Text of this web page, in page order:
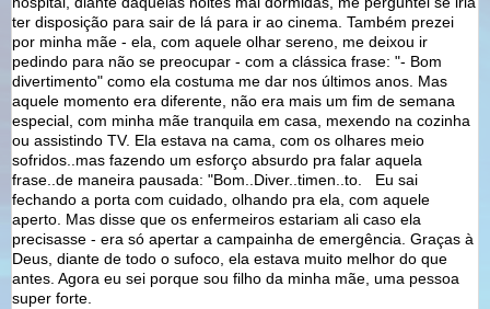
ter disposição para sair de lá para ir ao cinema. Também prezei
por minha mãe - ela, com aquele olhar sereno, me deixou ir
pedindo para não se preocupar - com a clássica frase: "- Bom
divertimento" como ela costuma me dar nos últimos anos. Mas
aquele momento era diferente, não era mais um fim de semana
especial, com minha mãe tranquila em casa, mexendo na cozinha
ou assistindo TV. Ela estava na cama, com os olhares meio
sofridos..mas fazendo um esforço absurdo pra falar aquela
frase..de maneira pausada: "Bom..Diver..timen..to. Eu sai
fechando a porta com cuidado, olhando pra ela, com aquele
aperto. Mas disse que os enfermeiros estariam ali caso ela
precisasse - era só apertar a campainha de emergência. Graças à
Deus, diante de todo o sufoco, ela estava muito melhor do que
antes. Agora eu sei porque sou filho da minha mãe, uma pessoa
super forte.